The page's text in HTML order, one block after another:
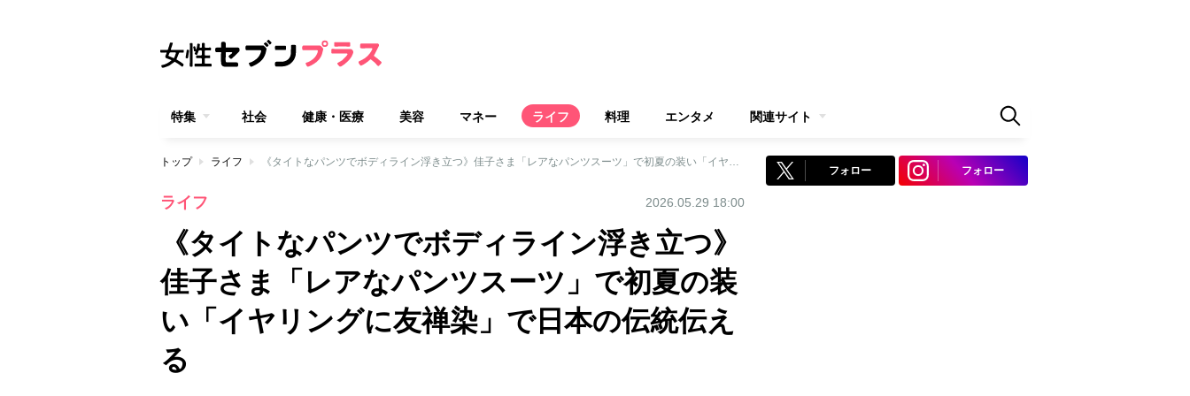
特集 社会 健康・医療 美容 マネー ライフ 料理 エンタメ 関連サイト
トップ ライフ 《タイトなパンツでボディライン浮き立つ》佳子さま「レアなパンツスーツ」で初夏の装い「イヤリングに友禅染」で日本の伝統伝える
ライフ 2026.05.29 18:00
《タイトなパンツでボディライン浮き立つ》
佳子さま「レアなパンツスーツ」で初夏の装
い「イヤリングに友禅染」で日本の伝統伝え
る
フォロー フォロー